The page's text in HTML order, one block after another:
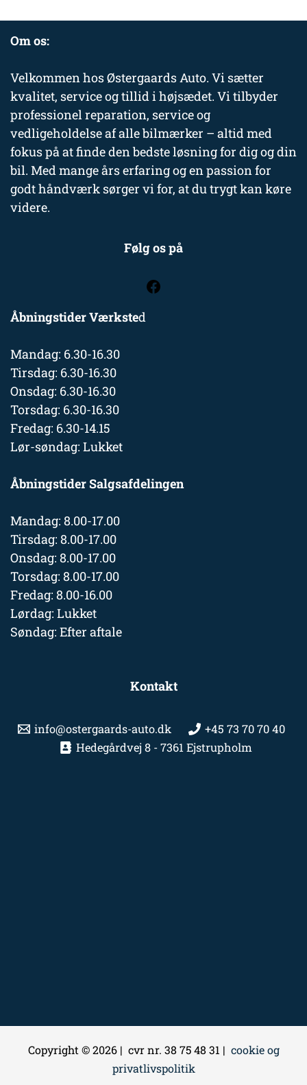
Om os:
Velkommen hos Østergaards Auto. Vi sætter
kvalitet, service og tillid i højsædet. Vi tilbyder
professionel reparation, service og
vedligeholdelse af alle bilmærker – altid med
fokus på at finde den bedste løsning for dig og din
bil. Med mange års erfaring og en passion for
godt håndværk sørger vi for, at du trygt kan køre
videre.
Følg os på
Åbningstider Værksted
Mandag: 6.30-16.30
Tirsdag: 6.30-16.30
Onsdag: 6.30-16.30
Torsdag: 6.30-16.30
Fredag: 6.30-14.15
Lør-søndag: Lukket
Åbningstider Salgsafdelingen
Mandag: 8.00-17.00
Tirsdag: 8.00-17.00
Onsdag: 8.00-17.00
Torsdag: 8.00-17.00
Fredag: 8.00-16.00
Lørdag: Lukket
Søndag: Efter aftale
Kontakt
info@ostergaards-auto.dk
+45 73 70 70 40
Hedegårdvej 8 - 7361 Ejstrupholm
Copyright © 2026 | cvr nr. 38 75 48 31 | cookie og
privatlivspolitik